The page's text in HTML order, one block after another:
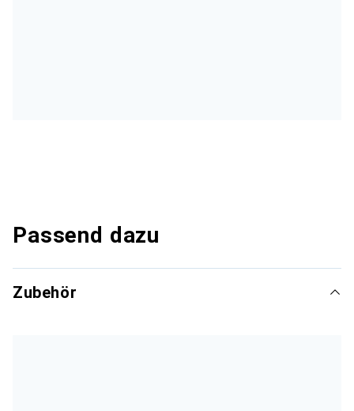
Passend dazu
Zubehör